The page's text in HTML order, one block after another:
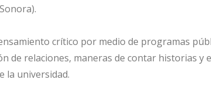
crítico por medio de programas
de relaciones, maneras de contar historias y
la universidad.